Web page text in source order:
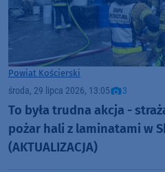
Powiat Kościerski
środa, 29 lipca 2026, 13:05 3
To była trudna akcja -
pożar hali z laminatami w
(AKTUALIZACJA)